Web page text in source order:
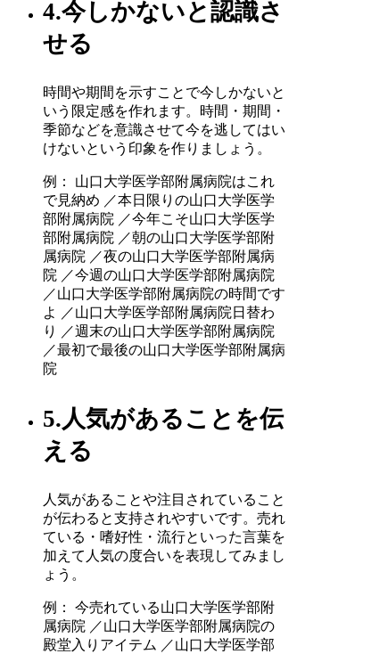
4.今しかないと認識さ
せる
時間や期間を示すことで今しかないと
いう限定感を作れます。時間・期間・
季節などを意識させて今を逃してはい
けないという印象を作りましょう。
例： 山口大学医学部附属病院はこれ
で見納め ／本日限りの山口大学医学
部附属病院 ／今年こそ山口大学医学
部附属病院 ／朝の山口大学医学部附
属病院 ／夜の山口大学医学部附属病
院 ／今週の山口大学医学部附属病院
／山口大学医学部附属病院の時間です
よ ／山口大学医学部附属病院日替わ
り ／週末の山口大学医学部附属病院
／最初で最後の山口大学医学部附属病
院
5.人気があることを伝
える
人気があることや注目されていること
が伝わると支持されやすいです。売れ
ている・嗜好性・流行といった言葉を
加えて人気の度合いを表現してみまし
ょう。
例： 今売れている山口大学医学部附
属病院 ／山口大学医学部附属病院の
殿堂入りアイテム ／山口大学医学部